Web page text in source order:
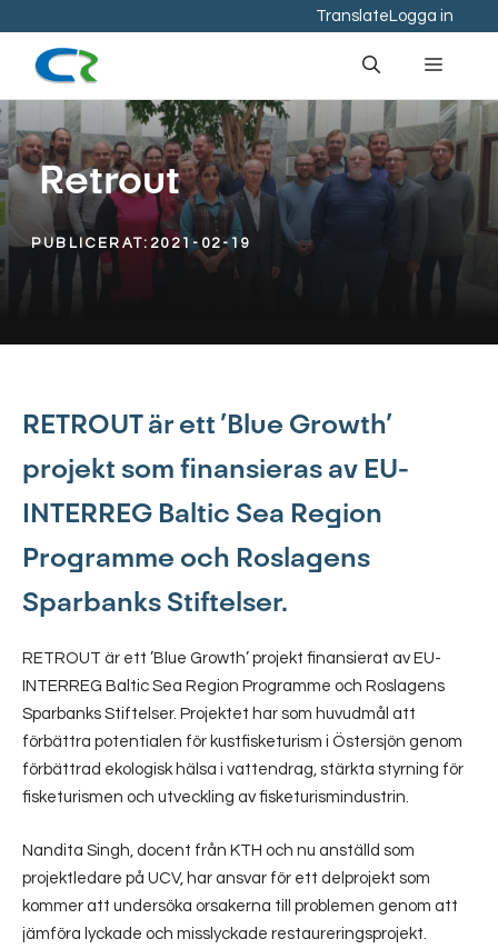
innehåll
Translate Logga in
Meny
Retrout
PUBLICERAT: 2021-02-19
RETROUT är ett ’Blue Growth’
projekt som finansieras av EU-
INTERREG Baltic Sea Region
Programme och Roslagens
Sparbanks Stiftelser.
RETROUT är ett ’Blue Growth’ projekt finansierat av EU-
INTERREG Baltic Sea Region Programme och Roslagens
Sparbanks Stiftelser. Projektet har som huvudmål att
förbättra potentialen för kustfisketurism i Östersjön genom
förbättrad ekologisk hälsa i vattendrag, stärkta styrning för
fisketurismen och utveckling av fisketurismindustrin.
Nandita Singh, docent från KTH och nu anställd som
projektledare på UCV, har ansvar för ett delprojekt som
kommer att undersöka orsakerna till problemen genom att
jämföra lyckade och misslyckade restaureringsprojekt.